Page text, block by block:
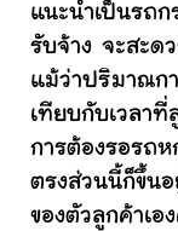
แนะนำเป็นรถ
รับจ้าง จะสะด
แม้ว่าปริมาณกา
เทียบกับเวลาที่
การต้องรอรถ
ตรงส่วนนี้ก็ขึ้น
ของตัวลูกค้าเอ